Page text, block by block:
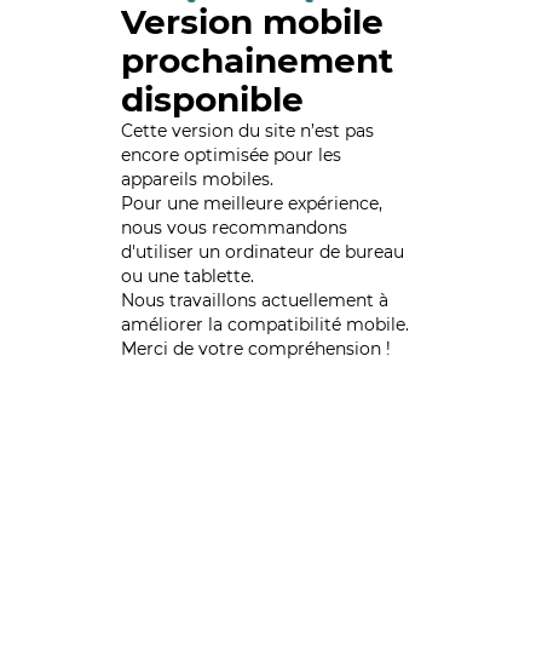
Version mobile
prochainement
disponible
Cette version du site n’est pas
encore optimisée pour les
appareils mobiles.
Pour une meilleure expérience,
nous vous recommandons
d'utiliser un ordinateur de bureau
ou une tablette.
Nous travaillons actuellement à
améliorer la compatibilité mobile.
Merci de votre compréhension !